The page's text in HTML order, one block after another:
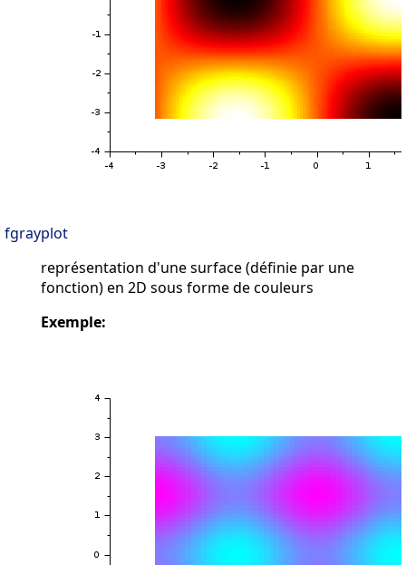
fgrayplot
représentation d'une surface (définie par une
fonction) en 2D sous forme de couleurs
Exemple: